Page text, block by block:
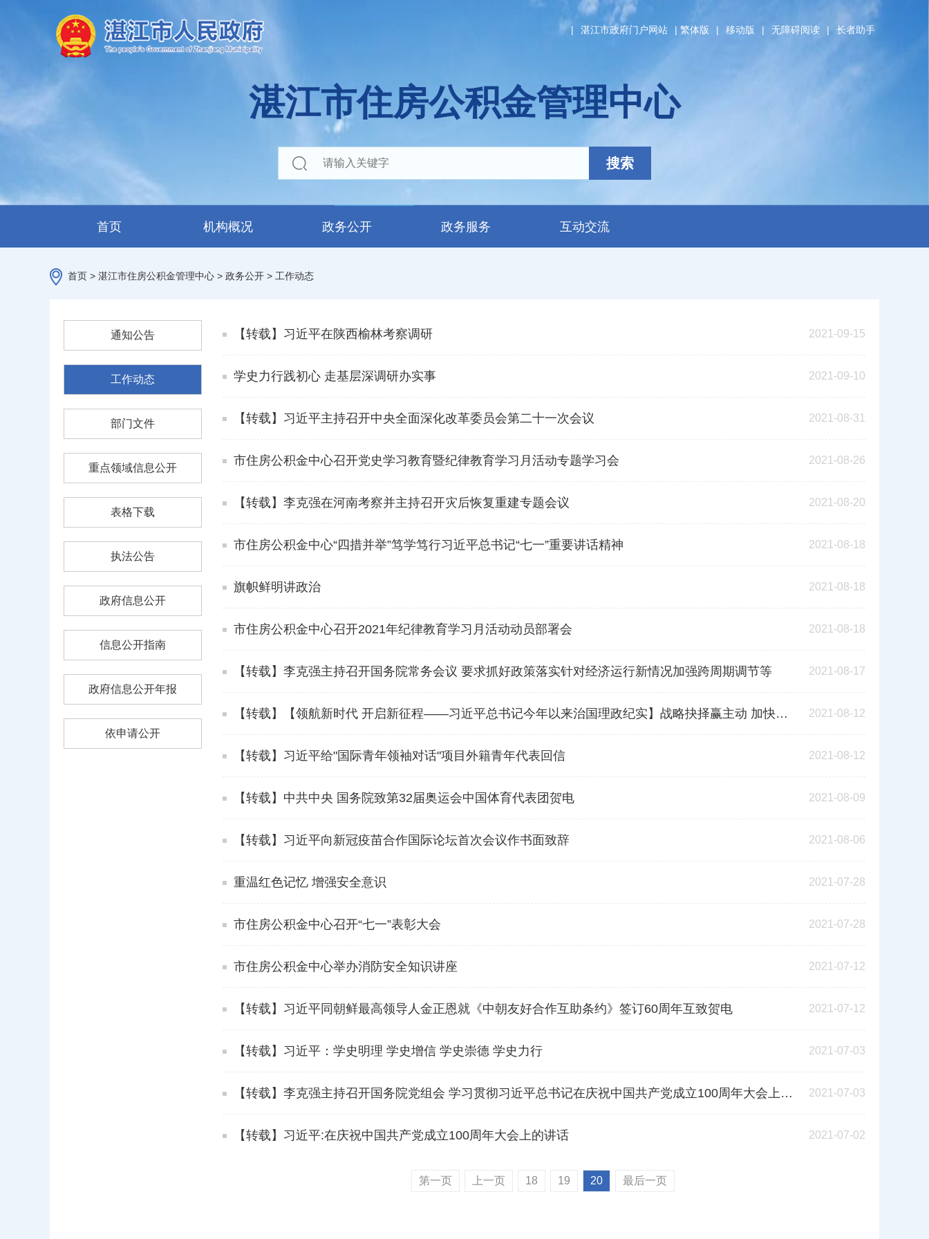
| 湛江市政府门户网站 | 繁体版 | 移动版 | 无障碍阅读 | 长者助手
湛江市住房公积金管理中心
搜索
首页 机构概况 政务公开 政务服务 互动交流
首页 > 湛江市住房公积金管理中心 > 政务公开 > 工作动态
通知公告
工作动态
部门文件
重点领域信息公开
表格下载
执法公告
政府信息公开
信息公开指南
政府信息公开年报
依申请公开
【转载】习近平在陕西榆林考察调研 2021-09-15
学史力行践初心 走基层深调研办实事 2021-09-10
【转载】习近平主持召开中央全面深化改革委员会第二十一次会议 2021-08-31
市住房公积金中心召开党史学习教育暨纪律教育学习月活动专题学习会 2021-08-26
【转载】李克强在河南考察并主持召开灾后恢复重建专题会议 2021-08-20
市住房公积金中心“四措并举”笃学笃行习近平总书记“七一”重要讲话精神 2021-08-18
旗帜鲜明讲政治 2021-08-18
市住房公积金中心召开2021年纪律教育学习月活动动员部署会 2021-08-18
【转载】李克强主持召开国务院常务会议 要求抓好政策落实针对经济运行新情况加强跨周期调节等 2021-08-17
【转载】【领航新时代 开启新征程——习近平总书记今年以来治国理政纪实】战略抉择赢主动 加快构建新发展格局 2021-08-12
【转载】习近平给"国际青年领袖对话"项目外籍青年代表回信 2021-08-12
【转载】中共中央 国务院致第32届奥运会中国体育代表团贺电 2021-08-09
【转载】习近平向新冠疫苗合作国际论坛首次会议作书面致辞 2021-08-06
重温红色记忆 增强安全意识 2021-07-28
市住房公积金中心召开“七一”表彰大会 2021-07-28
市住房公积金中心举办消防安全知识讲座 2021-07-12
【转载】习近平同朝鲜最高领导人金正恩就《中朝友好合作互助条约》签订60周年互致贺电 2021-07-12
【转载】习近平：学史明理 学史增信 学史崇德 学史力行 2021-07-03
【转载】李克强主持召开国务院党组会 学习贯彻习近平总书记在庆祝中国共产党成立100周年大会上重要讲话精神 2021-07-03
【转载】习近平:在庆祝中国共产党成立100周年大会上的讲话 2021-07-02
第一页 上一页 18 19 20 最后一页